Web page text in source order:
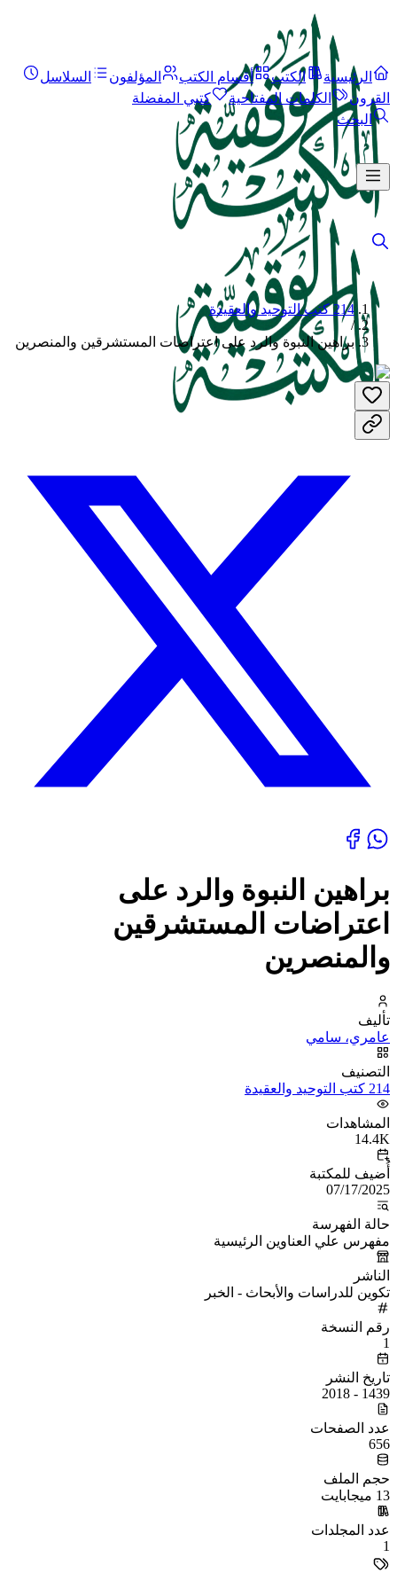
الرئيسية الكتب أقسام الكتب المؤلفون
السلاسل
القرون
الكلمات المفتاحية
كتبي المفضلة
البحث
214 كتب التوحيد والعقيدة
/
براهين النبوة والرد على اعتراضات المستشرقين والمنصرين
براهين النبوة والرد على
اعتراضات المستشرقين
والمنصرين
تأليف
عامري، سامي
التصنيف
214 كتب التوحيد والعقيدة
المشاهدات
14.4K
أُضيف للمكتبة
07/17/2025
حالة الفهرسة
مفهرس علي العناوين الرئيسية
الناشر
تكوين للدراسات والأبحاث - الخبر
رقم النسخة
1
تاريخ النشر
1439 - 2018
عدد الصفحات
656
حجم الملف
13 ميجابايت
عدد المجلدات
1